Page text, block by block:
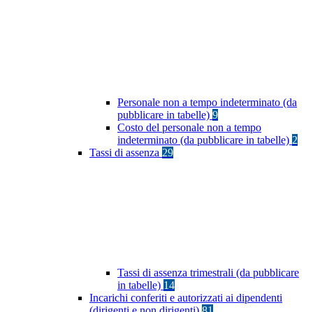
Personale non a tempo indeterminato (da
pubblicare in tabelle) 9
Costo del personale non a tempo
indeterminato (da pubblicare in tabelle) 2
Tassi di assenza 29
Tassi di assenza trimestrali (da pubblicare
in tabelle) 14
Incarichi conferiti e autorizzati ai dipendenti